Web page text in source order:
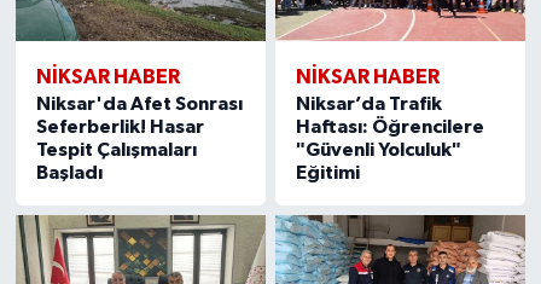
NİKSAR HABER
Niksar'da Afet Sonrası
Seferberlik! Hasar
Tespit Çalışmaları
Başladı
NİKSAR HABER
Niksar’da Trafik
Haftası: Öğrencilere
"Güvenli Yolculuk"
Eğitimi